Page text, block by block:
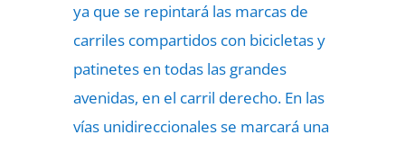
ya que se repintará las marcas de
carriles compartidos con bicicletas y
patinetes en todas las grandes
avenidas, en el carril derecho. En las
vías unidireccionales se marcará una